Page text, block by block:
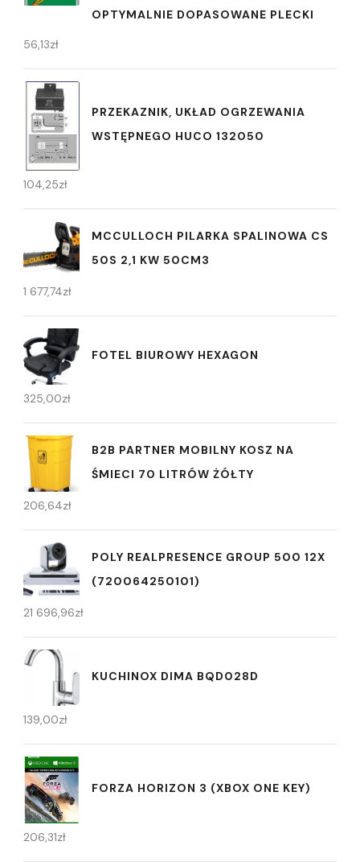
OPTYMALNIE DOPASOWANE PLECKI
56,13zł
PRZEKAZNIK, UKŁAD OGRZEWANIA
WSTĘPNEGO HUCO 132050
104,25zł
MCCULLOCH PILARKA SPALINOWA CS
50S 2,1 KW 50CM3
1 677,74zł
FOTEL BIUROWY HEXAGON
325,00zł
B2B PARTNER MOBILNY KOSZ NA
ŚMIECI 70 LITRÓW ŻÓŁTY
206,64zł
POLY REALPRESENCE GROUP 500 12X
(720064250101)
21 696,96zł
KUCHINOX DIMA BQD028D
139,00zł
FORZA HORIZON 3 (XBOX ONE KEY)
206,31zł